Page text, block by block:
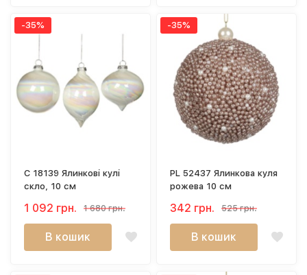
-35%
C 18139 Ялинкові кулі
скло, 10 см
1 092 грн. 1 680 грн.
В кошик
-35%
PL 52437 Ялинкова куля
рожева 10 см
342 грн. 525 грн.
В кошик